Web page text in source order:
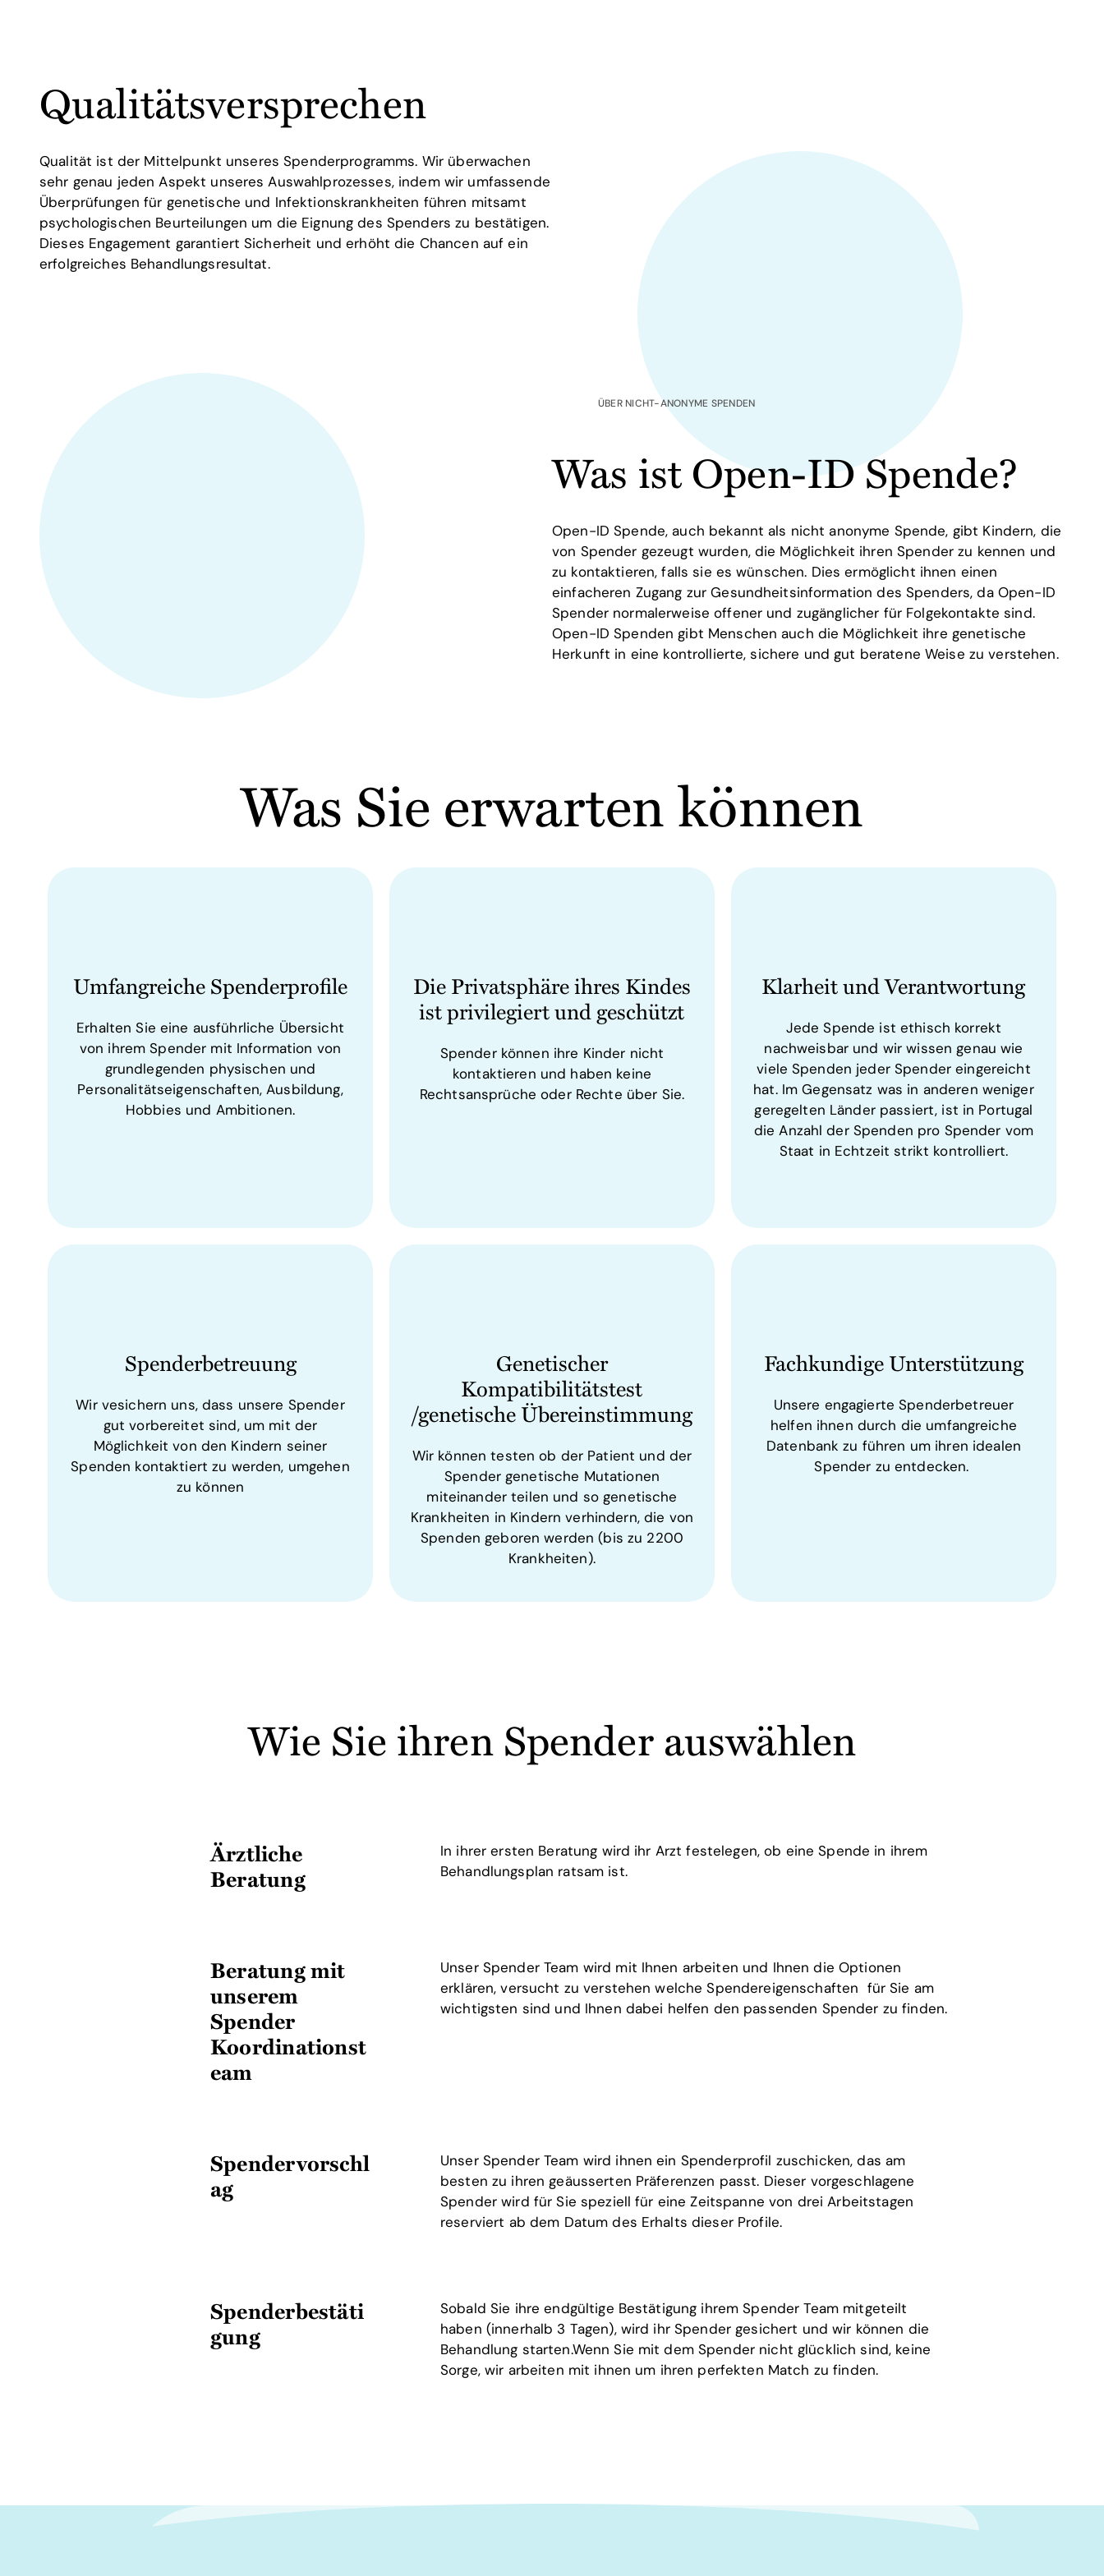
Qualitätsversprechen
Qualität ist der Mittelpunkt unseres Spenderprogramms. Wir überwachen
sehr genau jeden Aspekt unseres Auswahlprozesses, indem wir umfassende
Überprüfungen für genetische und Infektionskrankheiten führen mitsamt
psychologischen Beurteilungen um die Eignung des Spenders zu bestätigen.
Dieses Engagement garantiert Sicherheit und erhöht die Chancen auf ein
erfolgreiches Behandlungsresultat.
ÜBER NICHT-ANONYME SPENDEN
Was ist Open-ID Spende?
Open-ID Spende, auch bekannt als nicht anonyme Spende, gibt Kindern, die
von Spender gezeugt wurden, die Möglichkeit ihren Spender zu kennen und
zu kontaktieren, falls sie es wünschen. Dies ermöglicht ihnen einen
einfacheren Zugang zur Gesundheitsinformation des Spenders, da Open-ID
Spender normalerweise offener und zugänglicher für Folgekontakte sind.
Open-ID Spenden gibt Menschen auch die Möglichkeit ihre genetische
Herkunft in eine kontrollierte, sichere und gut beratene Weise zu verstehen.
Was Sie erwarten können
Umfangreiche Spenderprofile
Erhalten Sie eine ausführliche Übersicht
von ihrem Spender mit Information von
grundlegenden physischen und
Personalitätseigenschaften, Ausbildung,
Hobbies und Ambitionen.
Die Privatsphäre ihres Kindes
ist privilegiert und geschützt
Spender können ihre Kinder nicht
kontaktieren und haben keine
Rechtsansprüche oder Rechte über Sie.
Klarheit und Verantwortung
Jede Spende ist ethisch korrekt
nachweisbar und wir wissen genau wie
viele Spenden jeder Spender eingereicht
hat.Im Gegensatz was in anderen weniger
geregelten Länder passiert, ist in Portugal
die Anzahl der Spenden pro Spender vom
Staat in Echtzeit strikt kontrolliert.
Spenderbetreuung
Wir vesichern uns, dass unsere Spender
gut vorbereitet sind, um mit der
Möglichkeit von den Kindern seiner
Spenden kontaktiert zu werden, umgehen
zu können
Genetischer
Kompatibilitätstest
/genetische Übereinstimmung
Wir können testen ob der Patient und der
Spender genetische Mutationen
miteinander teilen und so genetische
Krankheiten in Kindern verhindern, die von
Spenden geboren werden (bis zu 2200
Krankheiten).
Fachkundige Unterstützung
Unsere engagierte Spenderbetreuer
helfen ihnen durch die umfangreiche
Datenbank zu führen um ihren idealen
Spender zu entdecken.
Wie Sie ihren Spender auswählen
Ärztliche
Beratung
In ihrer ersten Beratung wird ihr Arzt festelegen, ob eine Spende in ihrem
Behandlungsplan ratsam ist.
Beratung mit
unserem
Spender
Koordinationst
eam
Unser Spender Team wird mit Ihnen arbeiten und Ihnen die Optionen
erklären, versucht zu verstehen welche Spendereigenschaften für Sie am
wichtigsten sind und Ihnen dabei helfen den passenden Spender zu finden.
Spendervorschl
ag
Unser Spender Team wird ihnen ein Spenderprofil zuschicken, das am
besten zu ihren geäusserten Präferenzen passt. Dieser vorgeschlagene
Spender wird für Sie speziell für eine Zeitspanne von drei Arbeitstagen
reserviert ab dem Datum des Erhalts dieser Profile.
Spenderbestäti
gung
Sobald Sie ihre endgültige Bestätigung ihrem Spender Team mitgeteilt
haben (innerhalb 3 Tagen), wird ihr Spender gesichert und wir können die
Behandlung starten.Wenn Sie mit dem Spender nicht glücklich sind, keine
Sorge, wir arbeiten mit ihnen um ihren perfekten Match zu finden.